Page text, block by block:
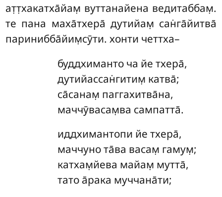
ат̣т̣хакатха̄йам̣ вуттанайена ведитаббам̣.
те пана маха̄тхера̄ дутийам̣ сан̇га̄йитва̄
паринибба̄йим̣сӯти. хонти четтха–
буддхиманто ча йе тхера̄,
дутийассан̇гитим̣ катва̄;
са̄санам̣ паггахитва̄на,
маччӯвасам̣ва сампатта̄.
иддхимантопи йе тхера̄,
маччуно та̄ва васам̣ гамум̣;
катхам̣йева майам̣ мутта̄,
тато а̄рака муччана̄ти;